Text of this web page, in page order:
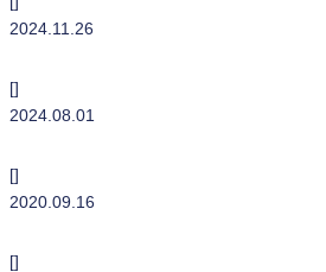
2024.11.26
[]
2024.08.01
[]
2020.09.16
[]